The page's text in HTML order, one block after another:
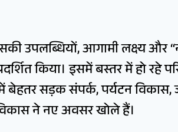
उपलब्धियों, आगामी लक्ष्य और
किया। इसमें बस्तर में हो रहे
बेहतर सड़क संपर्क, पर्यटन विकास,
ने नए अवसर खोले हैं।